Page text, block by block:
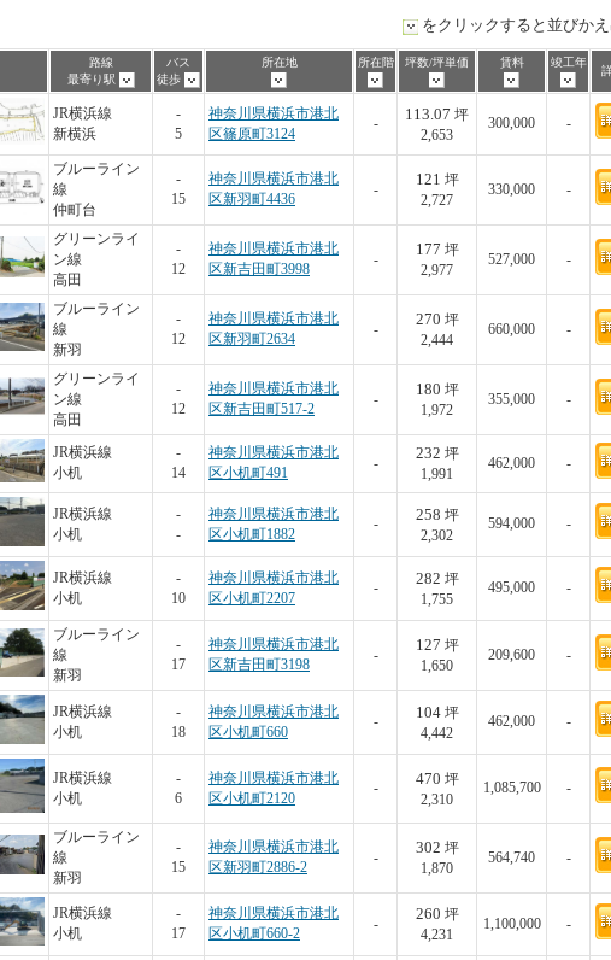
をクリックすると並びか
路線
最寄り駅
バス
徒歩
所在地 所在階 坪数/坪単価 賃料 竣工年
JR横浜線
新横浜
-
5
神奈川県横浜市港北
区篠原町3124
-
113.07 坪
2,653
300,000 -
ブルーライン
線
仲町台
-
15
神奈川県横浜市港北
区新羽町4436
-
121 坪
2,727
330,000 -
グリーンライ
ン線
高田
-
12
神奈川県横浜市港北
区新吉田町3998
-
177 坪
2,977
527,000 -
ブルーライン
線
新羽
-
12
神奈川県横浜市港北
区新羽町2634
-
270 坪
2,444
660,000 -
グリーンライ
ン線
高田
-
12
神奈川県横浜市港北
区新吉田町517-2
-
180 坪
1,972
355,000 -
JR横浜線
小机
-
14
神奈川県横浜市港北
区小机町491
-
232 坪
1,991
462,000 -
JR横浜線
小机
-
-
神奈川県横浜市港北
区小机町1882
-
258 坪
2,302
594,000 -
JR横浜線
小机
-
10
神奈川県横浜市港北
区小机町2207
-
282 坪
1,755
495,000 -
ブルーライン
線
新羽
-
17
神奈川県横浜市港北
区新吉田町3198
-
127 坪
1,650
209,600 -
JR横浜線
小机
-
18
神奈川県横浜市港北
区小机町660
-
104坪
4,442
462,000 -
JR横浜線
小机
-
6
神奈川県横浜市港北
区小机町2120
-
470 坪
2,310
1,085,700 -
ブルーライン
線
新羽
-
15
神奈川県横浜市港北
区新羽町2886-2
-
302 坪
1,870
564,740 -
JR横浜線
小机
-
17
神奈川県横浜市港北
区小机町660-2
-
260 坪
4,231
1,100,000 -